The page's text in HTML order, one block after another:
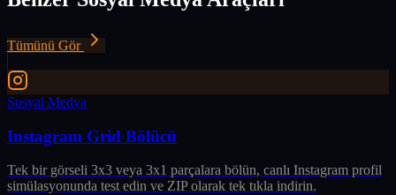
Tümünü Gör
Sosyal Medya
Instagram Grid Bölücü
Tek bir görseli 3x3 veya 3x1 parçalara bölün, canlı Instagram profil
simülasyonunda test edin ve ZIP olarak tek tıkla indirin.